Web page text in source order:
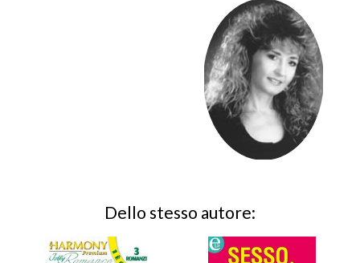
Dello stesso autore: